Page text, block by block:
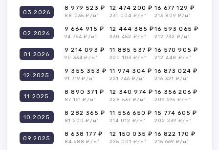
03.2026
8 979 523 ₽
88 035 ₽/м²
12 474 200 ₽
231 004 ₽/м²
16 677 129 ₽
213 809 ₽/м²
02.2026
9 664 915 ₽
94 754 ₽/м²
12 444 385 ₽
230 452 ₽/м²
16 593 065 ₽
212 732 ₽/м²
01.2026
9 214 093 ₽
90 334 ₽/м²
11 885 537 ₽
220 103 ₽/м²
16 570 905 ₽
212 448 ₽/м²
12.2025
9 355 353 ₽
91 719 ₽/м²
11 974 304 ₽
221 746 ₽/м²
16 873 024 ₽
216 321 ₽/м²
11.2025
8 890 371 ₽
87 161 ₽/м²
12 340 974 ₽
228 537 ₽/м²
16 356 206 ₽
209 695 ₽/м²
10.2025
8 282 365 ₽
81 200 ₽/м²
11 556 650 ₽
214 012 ₽/м²
15 774 605 ₽
202 239 ₽/м²
09.2025
8 638 177 ₽
84 688 ₽/м²
12 150 035 ₽
225 001 ₽/м²
16 822 170 ₽
215 669 ₽/м²